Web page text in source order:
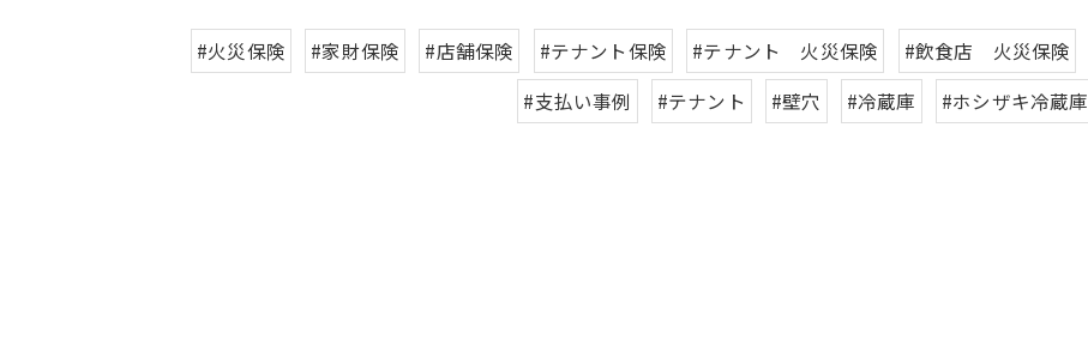
#火災保険 #家財保険 #店舗保険 #テナント保険 #テナント 火災保険 #飲食店 火災保険
#支払い事例
#テナント #壁穴 #冷蔵庫 #ホシザキ冷蔵庫